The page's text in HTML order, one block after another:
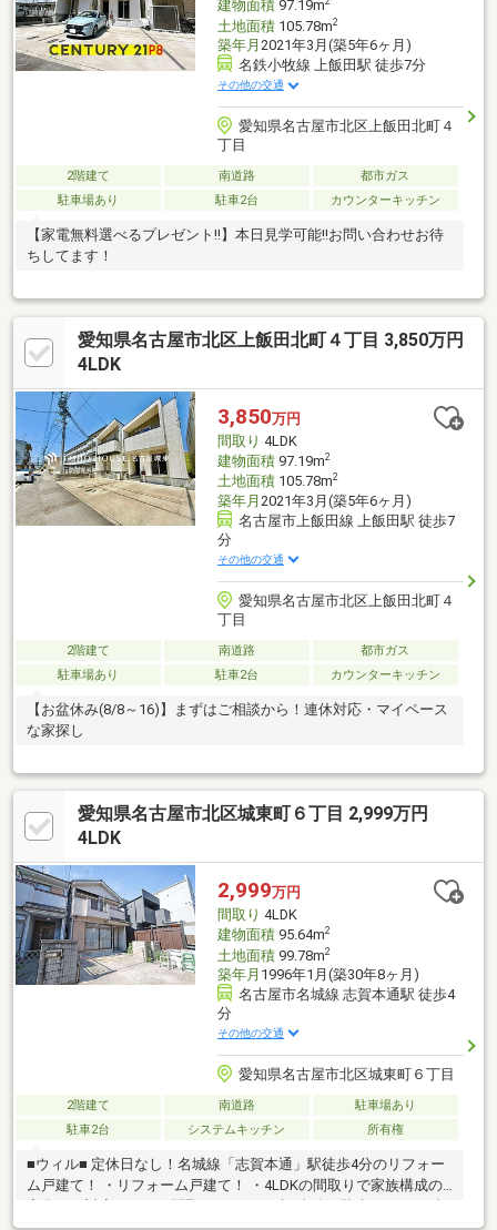
建物面積97.19m
土地面積105.78m2
築年月 2021年3月(築5年6ヶ月)
名鉄小牧線 上飯田駅 徒歩7分
その他の交通
愛知県名古屋市北区上飯田北町４
丁目
2階建て 南道路
都市ガス
駐車場あり
駐車2台 カウンターキッチン
【家電無料選べるプレゼント!!】本日見学可能!!お問い合わせお待
ちしてます！
愛知県名古屋市北区上飯田北町４丁目 3,850万円
4LDK
3,850万円
間取り 4LDK
建物面積97.19m2
土地面積105.78m2
築年月 2021年3月(築5年6ヶ月)
名古屋市上飯田線 上飯田駅 徒歩7
分
その他の交通
愛知県名古屋市北区上飯田北町４
丁目
2階建て 南道路
都市ガス
駐車場あり
駐車2台 カウンターキッチン
【お盆休み(8/8～16)】まずはご相談から！連休対応・マイペース
な家探し
愛知県名古屋市北区城東町６丁目 2,999万円
4LDK
2,999万円
間取り 4LDK
建物面積95.64m2
土地面積99.78m2
築年月 1996年1月(築30年8ヶ月)
名古屋市名城線 志賀本通駅 徒歩4
分
その他の交通
愛知県名古屋市北区城東町６丁目
2階建て 南道路
駐車場あり
駐車2台
システムキッチン 所有権
■ウィル■ 定休日なし！名城線「志賀本通」駅徒歩4分のリフォー
ム戸建て！ ・リフォーム戸建て！ ・4LDKの間取りで家族構成の